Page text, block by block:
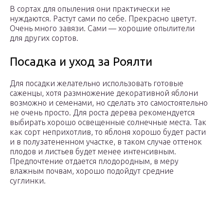
В сортах для опыления они практически не
нуждаются. Растут сами по себе. Прекрасно цветут.
Очень много завязи. Сами — хорошие опылители
для других сортов.
Посадка и уход за Роялти
Для посадки желательно использовать готовые
саженцы, хотя размножение декоративной яблони
возможно и семенами, но сделать это самостоятельно
не очень просто. Для роста дерева рекомендуется
выбирать хорошо освещенные солнечные места. Так
как сорт неприхотлив, то яблоня хорошо будет расти
и в полузатененном участке, в таком случае оттенок
плодов и листьев будет менее интенсивным.
Предпочтение отдается плодородным, в меру
влажным почвам, хорошо подойдут средние
суглинки.